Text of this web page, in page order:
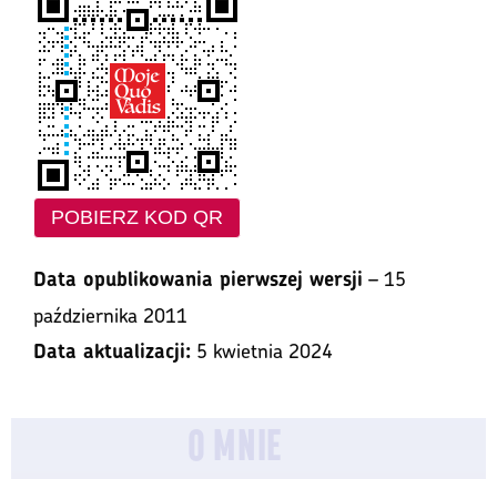
POBIERZ KOD QR
Data opublikowania pierwszej wersji – 15
października 2011
Data aktualizacji: 5 kwietnia 2024